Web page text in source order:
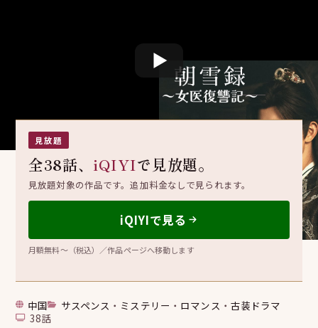
朝雪録〜女医復讐記〜
朝雪录
見放題
全38話、 iQIYIで見放題。
見放題対象の作品です。追加料金なしで見られます。
iQIYIで見る
月額無料〜（税込）／作品ページへ移動します
中国 サスペンス ・ ミステリー ・ ロマンス ・ 古装ドラマ
38話